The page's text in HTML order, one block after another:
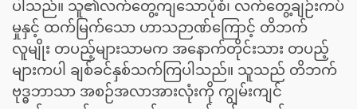
ပါသည်။ သူ၏လက်တွေ့ကျသောပုံစံ၊ လက်တွေ့ချဉ်းကပ်
မှုနှင့် ထက်မြက်သော ဟာသဉာဏ်ကြောင့် တိဘက်
လူမျိုး တပည့်များသာမက အနောက်တိုင်းသား တပည့်
များကပါ ချစ်ခင်နှစ်သက်ကြပါသည်။ သူသည် တိဘက်
ဗုဒ္ဓဘာသာ အစဉ်အလာအားလုံးကို ကျွမ်းကျင်